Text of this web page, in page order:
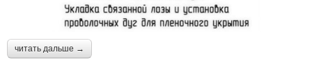
читать дальше →